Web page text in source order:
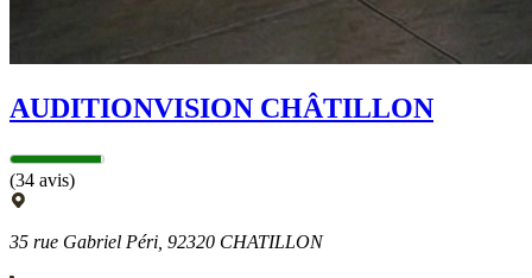
AUDITIONVISION CHÂTILLON
(34 avis)
35 rue Gabriel Péri, 92320 CHATILLON